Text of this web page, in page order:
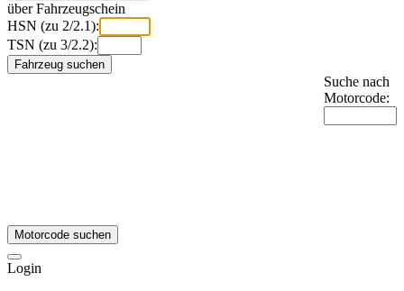
über Fahrzeugschein
HSN (zu 2/2.1):
TSN (zu 3/2.2):
Fahrzeug suchen
Suche nach
Motorcode:
Motorcode suchen
Login